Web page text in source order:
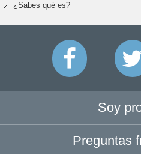
¿Sabes qué es?
Soy
Preguntas